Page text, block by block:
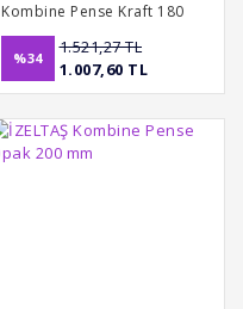
Kombine Pense Kraft 180
mm
%34
1.521,27 TL
1.007,60 TL